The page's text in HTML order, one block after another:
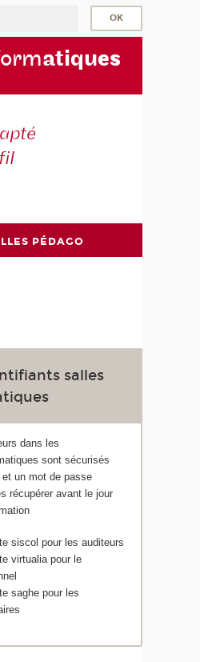
atiques
PÉDAGO
salles
dans les
sont sécurisés
et un mot de passe
récupérer avant le jour
siscol pour les auditeurs
virtualia pour le
saghe pour les